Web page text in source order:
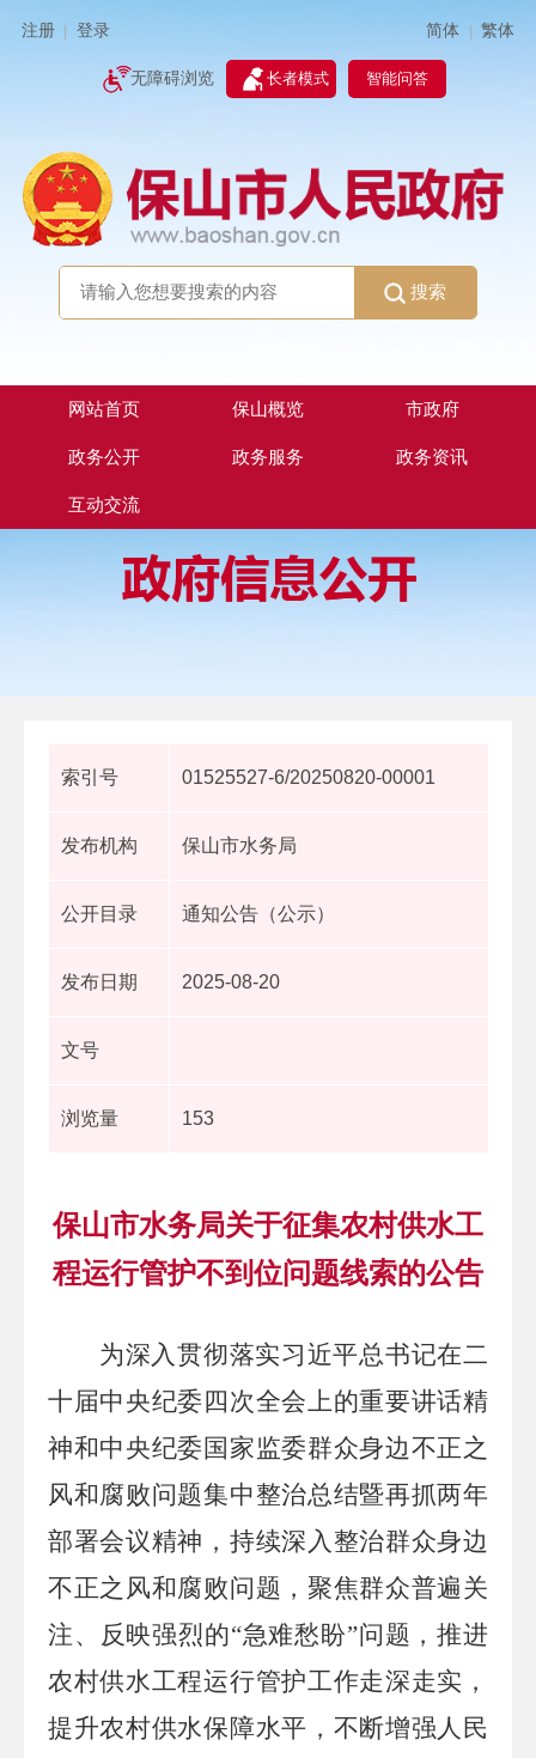
注册 登录 简体 | 繁体
无障碍浏览 长者模式 智能问答
搜索
网站首页 保山概览 市政府
政务公开 政务服务 政务资讯
互动交流
索引号 01525527-6/20250820-00001
发布机构 保山市水务局
公开目录 通知公告（公示）
发布日期 2025-08-20
文号
浏览量 153
保山市水务局关于征集农村供水工
程运行管护不到位问题线索的公告
为深入贯彻落实习近平总书记在二
十届中央纪委四次全会上的重要讲话精
神和中央纪委国家监委群众身边不正之
风和腐败问题集中整治总结暨再抓两年
部署会议精神，持续深入整治群众身边
不正之风和腐败问题，聚焦群众普遍关
注、反映强烈的“急难愁盼”问题，推进
农村供水工程运行管护工作走深走实，
提升农村供水保障水平，不断增强人民